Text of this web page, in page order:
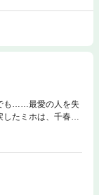
も……最愛の人を失
たミホは、千春と
スーパー☆美フェ
天荒な凪、フェロ
ーイひなた、茶目っ
ズナがここに！